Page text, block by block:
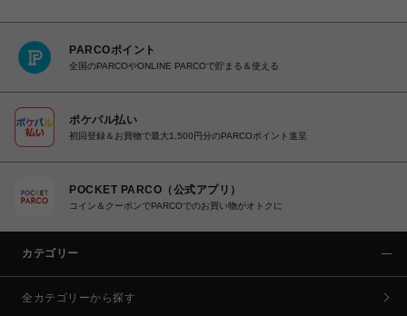
PARCOポイント
全国のPARCOやONLINE PARCOで貯まる＆使える
ポケパル払い
初回登録＆お買物で最大1,500円分のPARCOポイント進呈
POCKET PARCO（公式アプリ）
コイン＆クーポンでPARCOでのお買い物がオトクに
カテゴリー
全カテゴリーから探す